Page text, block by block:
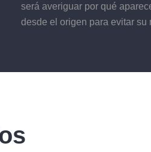
será averiguar por qué
desde el origen para evitar su